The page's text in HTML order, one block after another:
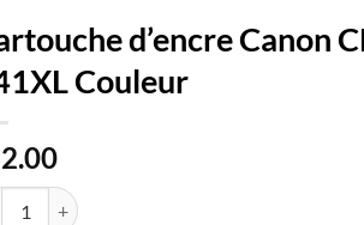
d’encre Canon
Couleur
de Cartouche d'encre Canon CL-541XL